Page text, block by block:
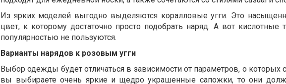
Из ярких моделей выгодно выделяются коралловые угги. Это
цвет, к которому достаточно просто подобрать наряд. А вот кислотные
популярностью не пользуются.
Варианты нарядов к розовым угги
Выбор одежды будет отличаться в зависимости от параметров, о которых
вы выбираете очень яркие и щедро украшенные сапожки, то они